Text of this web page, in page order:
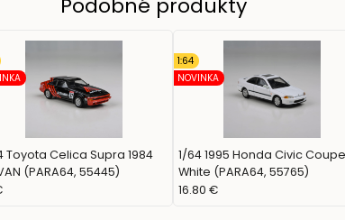
Podobné produkty
Toyota Celica Supra 1984
(PARA64, 55445)
1/64 1995 Honda Civic Coupe
White (PARA64, 55765)
1:64
NOVINKA
16.80 €